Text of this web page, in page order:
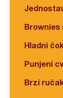
Brownies
Hladni
Punjeni
Brzi